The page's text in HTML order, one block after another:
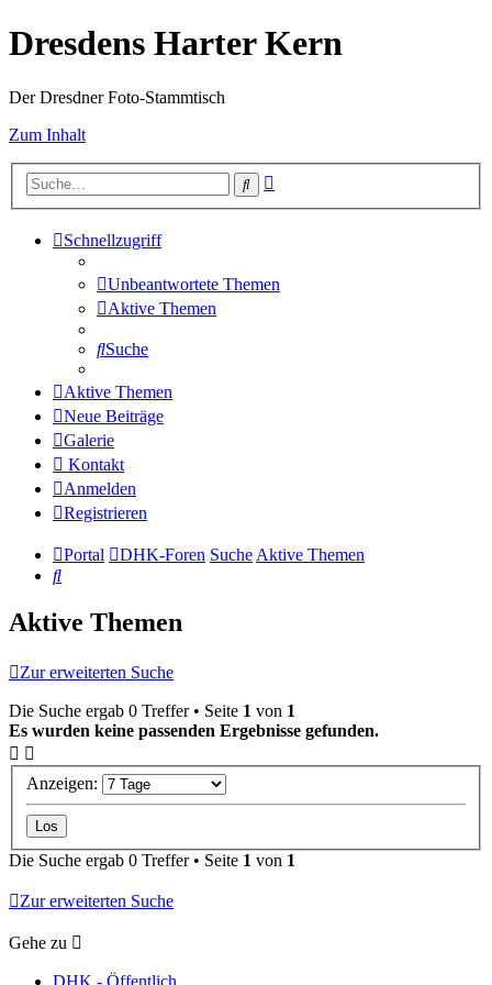
Dresdens Harter Kern
Der Dresdner Foto-Stammtisch
Zum Inhalt
Suche
Schnellzugriff
Unbeantwortete Themen
Aktive Themen
Suche
Aktive Themen
Neue Beiträge
Galerie
Kontakt
Anmelden
Registrieren
Portal DHK-Foren SucheAktive Themen
Suche
Aktive Themen
Zur erweiterten Suche
Die Suche ergab 0 Treffer • Seite 1 von 1
Es wurden keine passenden Ergebnisse gefunden.
Anzeigen:
Die Suche ergab 0 Treffer • Seite 1 von 1
Zur erweiterten Suche
Gehe zu
DHK - Öffentlich